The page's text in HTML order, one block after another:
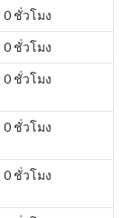
0 ชั่วโมง
0 ชั่วโมง
0 ชั่วโมง
0 ชั่วโมง
0 ชั่วโมง